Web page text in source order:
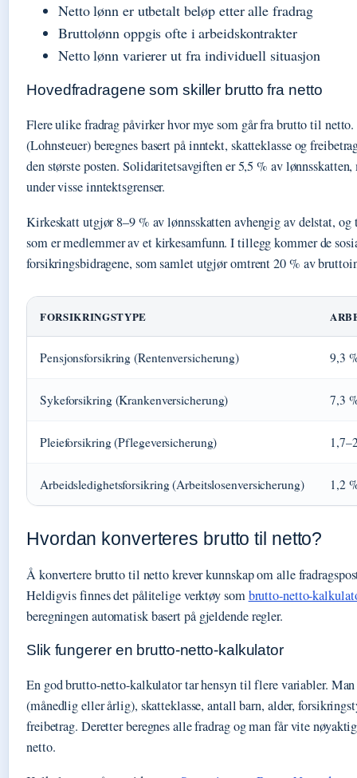
Netto lønn er utbetalt beløp etter alle fradrag
Bruttolønn oppgis ofte i arbeidskontrakter
Netto lønn varierer ut fra individuell situasjon
Hovedfradragene som skiller brutto fra netto
Flere ulike fradrag påvirker hvor mye som går fra brutto til
(Lohnsteuer) beregnes basert på inntekt, skatteklasse og
den største posten. Solidaritetsavgiften er 5,5 % av
under visse inntektsgrenser.
Kirkeskatt utgjør 8–9 % av lønnsskatten avhengig av delstat, og
som er medlemmer av et kirkesamfunn. I tillegg kommer de
forsikringsbidragene, som samlet utgjør omtrent 20 % av
FORSIKRINGSTYPE
Pensjonsforsikring (Rentenversicherung) 9,3
Sykeforsikring (Krankenversicherung) 7,3
Pleieforsikring (Pflegeversicherung)
Arbeidsledighetsforsikring (Arbeitslosenversicherung) 1,2
Hvordan konverteres brutto til netto?
Å konvertere brutto til netto krever kunnskap om alle
Heldigvis finnes det pålitelige verktøy sombrutto-netto-
beregningen automatisk basert på gjeldende regler.
Slik fungerer en brutto-netto-kalkulator
En god brutto-netto-kalkulator tar hensyn til flere variabler.
(månedlig eller årlig), skatteklasse, antall barn, alder,
freibetrag. Deretter beregnes alle fradrag og man får vite
netto.